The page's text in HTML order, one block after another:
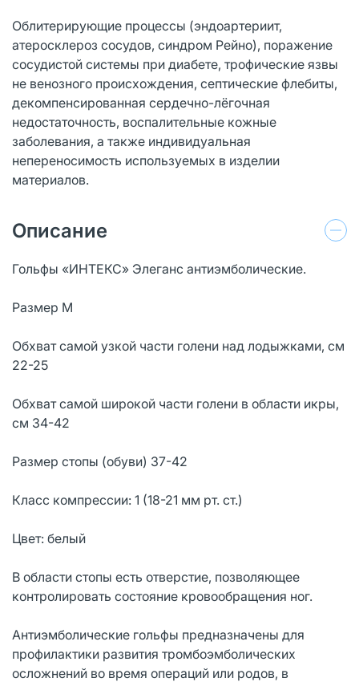
Облитерирующие процессы (эндоартериит,
атеросклероз сосудов, синдром Рейно), поражение
сосудистой системы при диабете, трофические язвы
не венозного происхождения, септические флебиты,
декомпенсированная сердечно-лёгочная
недостаточность, воспалительные кожные
заболевания, а также индивидуальная
непереносимость используемых в изделии
материалов.
Описание
Гольфы «ИНТЕКС» Элеганс антиэмболические.
Размер M
Обхват самой узкой части голени над лодыжками, см
22-25
Обхват самой широкой части голени в области икры,
см 34-42
Размер стопы (обуви) 37-42
Класс компрессии: 1 (18-21 мм рт. ст.)
Цвет: белый
В области стопы есть отверстие, позволяющее
контролировать состояние кровообращения ног.
Антиэмболические гольфы предназначены для
профилактики развития тромбоэмболических
осложнений во время операций или родов, в